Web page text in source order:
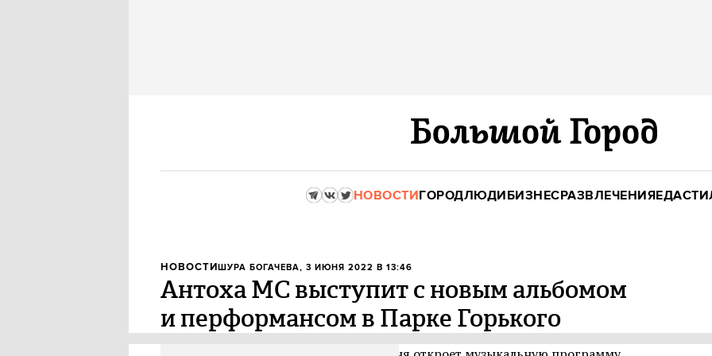
НОВОСТИГОРОДЛЮДИБИЗНЕСРАЗВЛЕЧЕНИЯЕДА
НОВОСТИШУРА БОГАЧЕВА, 3 ИЮНЯ 2022 В 13:46
Антоха МС выступит с новым альбомом
и перформансом в Парке Горького